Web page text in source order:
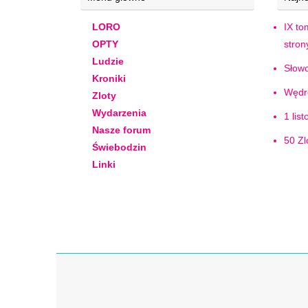
LORO
OPTY
Ludzie
Kroniki
Zloty
Wydarzenia
Nasze forum
Świebodzin
Linki
IX
1
50